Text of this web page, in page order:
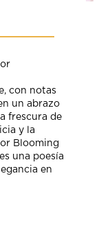
con notas
un abrazo
frescura de
y la
Blooming
una poesía
en